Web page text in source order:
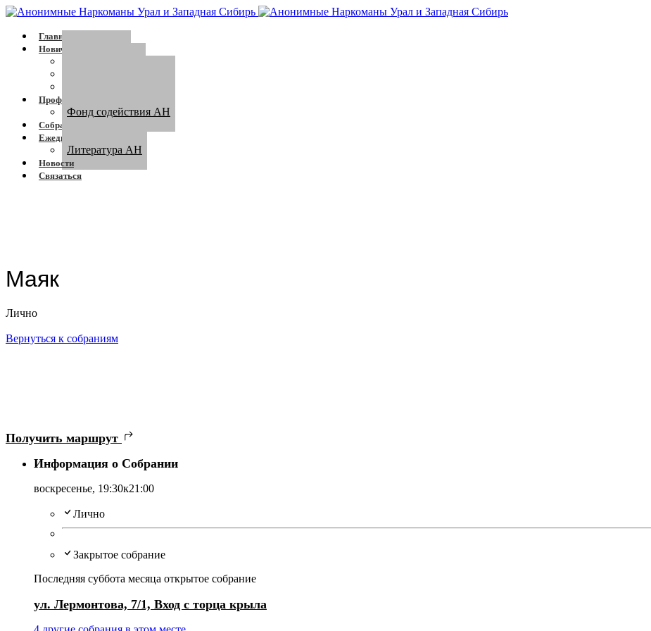
Главная
Новичку
Профессионалам
Фонд содействия АН
Собрания
Ежедневник
Литература АН
Новости
Связаться
Маяк
Лично
Вернуться к собраниям
Получить маршрут
Информация о Собрании
воскресенье, 19:30к21:00
Лично
Закрытое собрание
Последняя суббота месяца открытое собрание
ул. Лермонтова, 7/1, Вход с торца крыла